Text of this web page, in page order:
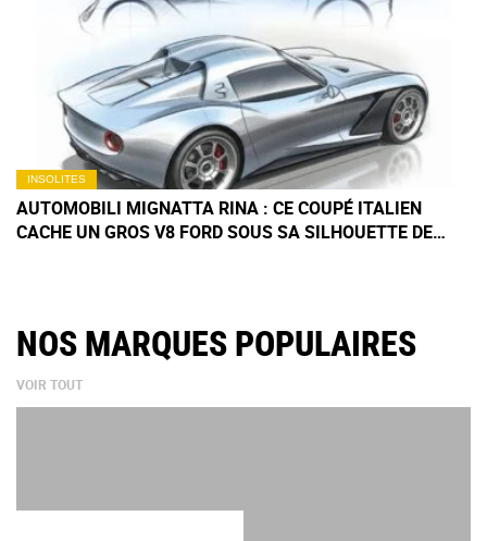
INSOLITES
AUTOMOBILI MIGNATTA RINA : CE COUPÉ ITALIEN
CACHE UN GROS V8 FORD SOUS SA SILHOUETTE DE
NOS MARQUES POPULAIRES
VOIR TOUT